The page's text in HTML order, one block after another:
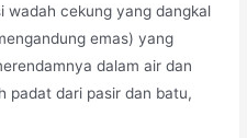
wadah cekung yang dangkal
emas) yang
dalam air dan
padat dari pasir dan batu,